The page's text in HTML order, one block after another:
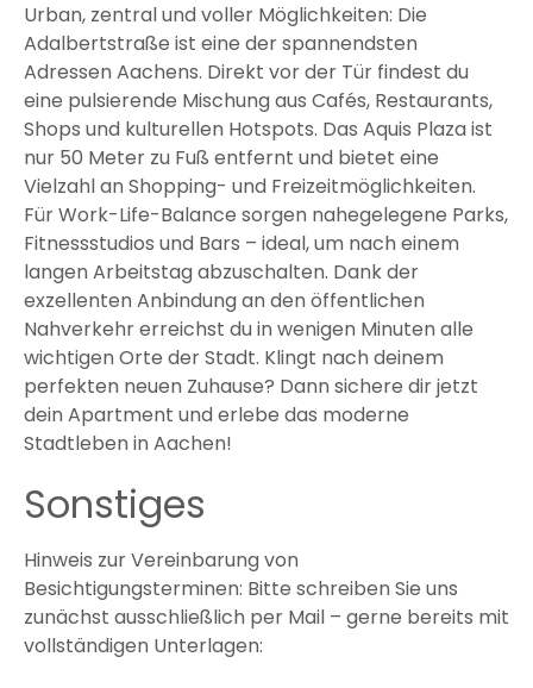
Urban, zentral und voller Möglichkeiten: Die
Adalbertstraße ist eine der spannendsten
Adressen Aachens. Direkt vor der Tür findest du
eine pulsierende Mischung aus Cafés, Restaurants,
Shops und kulturellen Hotspots. Das Aquis Plaza ist
nur 50 Meter zu Fuß entfernt und bietet eine
Vielzahl an Shopping- und Freizeitmöglichkeiten.
Für Work-Life-Balance sorgen nahegelegene Parks,
Fitnessstudios und Bars – ideal, um nach einem
langen Arbeitstag abzuschalten. Dank der
exzellenten Anbindung an den öffentlichen
Nahverkehr erreichst du in wenigen Minuten alle
wichtigen Orte der Stadt. Klingt nach deinem
perfekten neuen Zuhause? Dann sichere dir jetzt
dein Apartment und erlebe das moderne
Stadtleben in Aachen!
Sonstiges
Hinweis zur Vereinbarung von
Besichtigungsterminen: Bitte schreiben Sie uns
zunächst ausschließlich per Mail – gerne bereits mit
vollständigen Unterlagen: